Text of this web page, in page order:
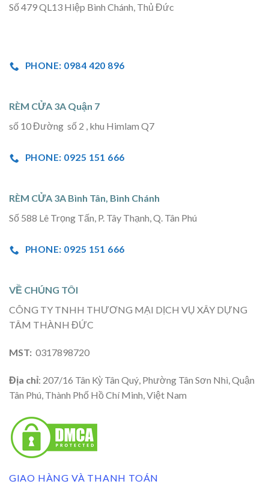
Số 479 QL13 Hiệp Bình Chánh, Thủ Đức
PHONE: 0984 420 896
RÈM CỬA 3A Quận 7
số 10 Đường số 2 , khu Himlam Q7
PHONE: 0925 151 666
RÈM CỬA 3A Bình Tân, Bình Chánh
Số 588 Lê Trọng Tấn, P. Tây Thạnh, Q. Tân Phú
PHONE: 0925 151 666
VỀ CHÚNG TÔI
CÔNG TY TNHH THƯƠNG MẠI DỊCH VỤ XÂY DỰNG
TÂM THÀNH ĐỨC
MST: 0317898720
Địa chỉ: 207/16 Tân Kỳ Tân Quý, Phường Tân Sơn Nhì, Quận
Tân Phú, Thành Phố Hồ Chí Minh, Việt Nam
GIAO HÀNG VÀ THANH TOÁN